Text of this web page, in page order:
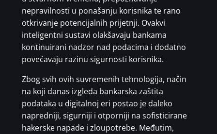
nepravilnosti u ponašanju korisnika te rano
otkrivanje potencijalnih prijetnji. Ovakvi
inteligentni sustavi olakšavaju bankama
kontinuirani nadzor nad podacima i dodatno
povećavaju razinu sigurnosti korisnika.
Zbog svih ovih suvremenih tehnologija, način
na koji danas izgleda bankarska zaštita
podataka u digitalnoj eri postao je daleko
napredniji, sigurniji i otporniji na sofisticirane
hakerske napade i zloupotrebe. Međutim,